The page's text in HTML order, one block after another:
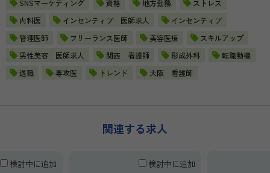
SNSマーケティング
資格 地方勤務
ストレス
内科医
インセンティブ 医師求人
インセンティブ
管理医師
フリーランス医師 美容医療
スキルアップ
男性美容 医師求人
関西 看護師 形成外科
転職動機
退職
専攻医 トレンド 大阪 看護師
関連する求人
検討中に追加 検討中に追加